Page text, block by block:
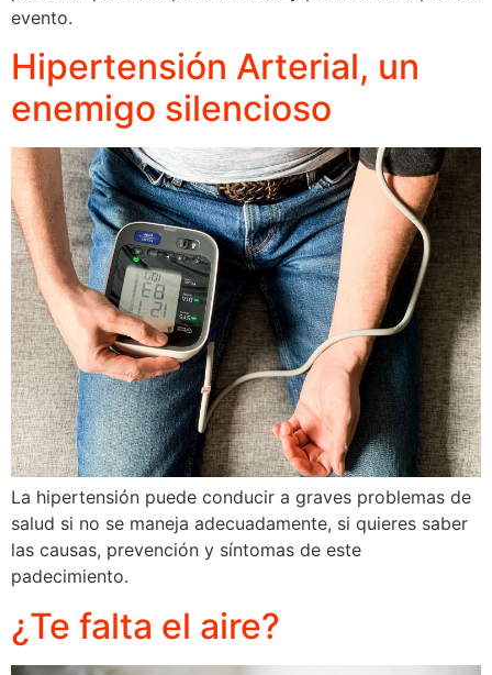
evento.
Hipertensión Arterial, un
enemigo silencioso
La hipertensión puede conducir a graves problemas de
salud si no se maneja adecuadamente, si quieres saber
las causas, prevención y síntomas de este
padecimiento.
¿Te falta el aire?